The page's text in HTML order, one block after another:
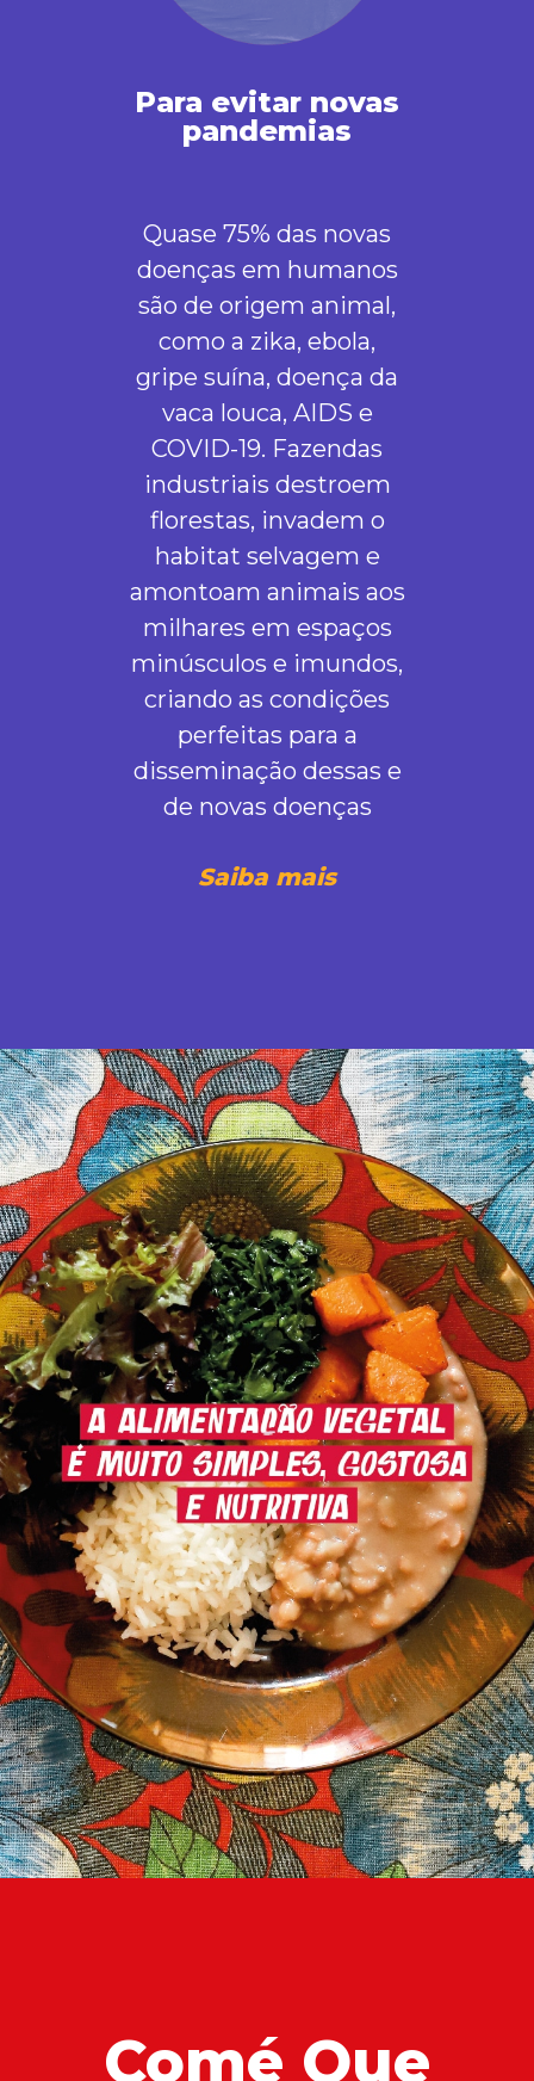
Para evitar novas
pandemias
Quase 75% das novas
doenças em humanos
são de origem animal,
como a zika, ebola,
gripe suína, doença da
vaca louca, AIDS e
COVID-19. Fazendas
industriais destroem
florestas, invadem o
habitat selvagem e
amontoam animais aos
milhares em espaços
minúsculos e imundos,
criando as condições
perfeitas para a
disseminação dessas e
de novas doenças
Saiba mais
Comé Que